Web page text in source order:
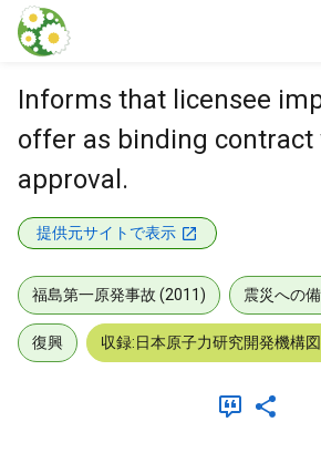
本文に飛ぶ
Informs that licensee
offer as binding contract
approval.
提供元サイトで表示
福島第一原発事故 (2011) 震災への備
復興 収録:日本原子力研究開発機構